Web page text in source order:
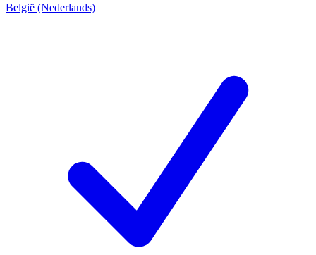
België (Nederlands)